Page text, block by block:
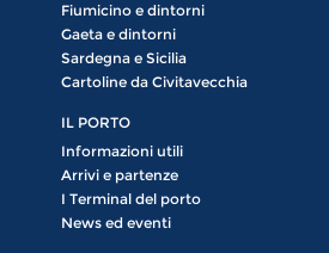
Fiumicino e dintorni
Gaeta e dintorni
Sardegna e Sicilia
Cartoline da Civitavecchia
IL PORTO
Informazioni utili
Arrivi e partenze
I Terminal del porto
News ed eventi